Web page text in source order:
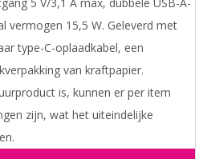
5 V/3,1 A max, dubbele USB-A-
vermogen 15,5 W. Geleverd met
type-C-oplaadkabel, een
van kraftpapier.
is, kunnen er per item
zijn, wat het uiteindelijke